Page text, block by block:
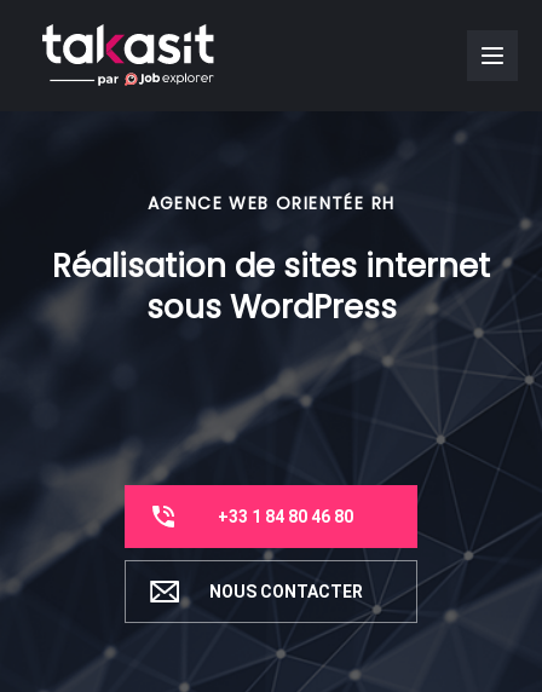
AGENCE WEB ORIENTÉE RH
Réalisation de sites internet
sous WordPress
+33 1 84 80 46 80
NOUS CONTACTER